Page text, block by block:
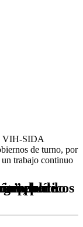
VIH-SIDA
de turno, por
trabajo continuo
electo Gabriel Boric”